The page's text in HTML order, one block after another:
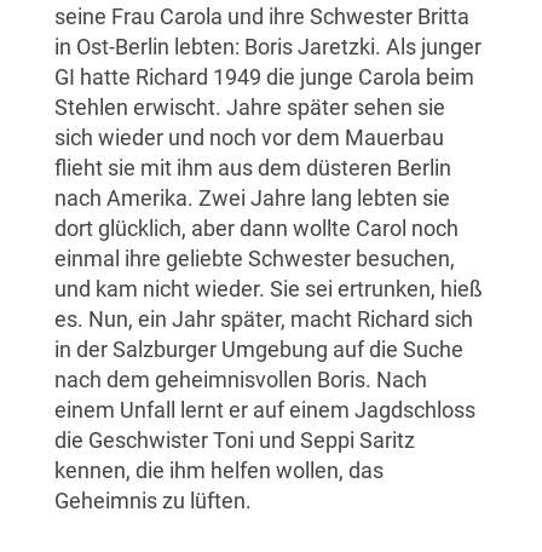
seine Frau Carola und ihre Schwester Britta
in Ost-Berlin lebten: Boris Jaretzki. Als junger
GI hatte Richard 1949 die junge Carola beim
Stehlen erwischt. Jahre später sehen sie
sich wieder und noch vor dem Mauerbau
flieht sie mit ihm aus dem düsteren Berlin
nach Amerika. Zwei Jahre lang lebten sie
dort glücklich, aber dann wollte Carol noch
einmal ihre geliebte Schwester besuchen,
und kam nicht wieder. Sie sei ertrunken, hieß
es. Nun, ein Jahr später, macht Richard sich
in der Salzburger Umgebung auf die Suche
nach dem geheimnisvollen Boris. Nach
einem Unfall lernt er auf einem Jagdschloss
die Geschwister Toni und Seppi Saritz
kennen, die ihm helfen wollen, das
Geheimnis zu lüften.